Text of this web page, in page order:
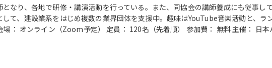
となり、各地で研修・講演活動を行っている。また、同協会の講師養成にも従事
して、建設業系をはじめ複数の業界団体を支援中。趣味はYouTube音楽活動と、
場： オンライン（Zoom予定） 定員： 120名（先着順） 参加費： 無料 主催： 日